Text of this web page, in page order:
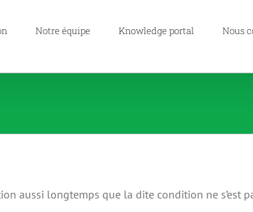
Notre équipe Knowledge portal Nous
aussi longtemps que la dite condition ne s’est